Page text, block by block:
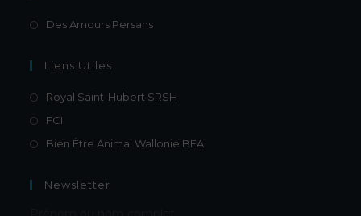
Des Amours Persans
Liens Utiles
Royal Saint-Hubert SRSH
FCI
Bien Être Animal Wallonie BEA
Newsletter